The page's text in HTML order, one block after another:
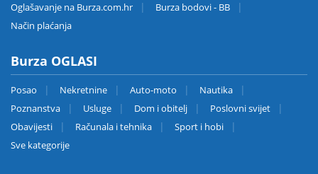
Oglašavanje na Burza.com.hr
Burza bodovi - BB
Način plaćanja
Burza OGLASI
Posao Nekretnine Auto-moto
Nautika
Poznanstva
Usluge Dom i obitelj
Poslovni svijet
Obavijesti
Računala i tehnika
Sport i hobi
Sve kategorije